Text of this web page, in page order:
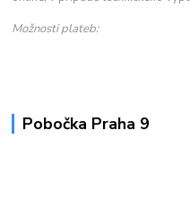
Možnosti plateb:
Pobočka Praha 9